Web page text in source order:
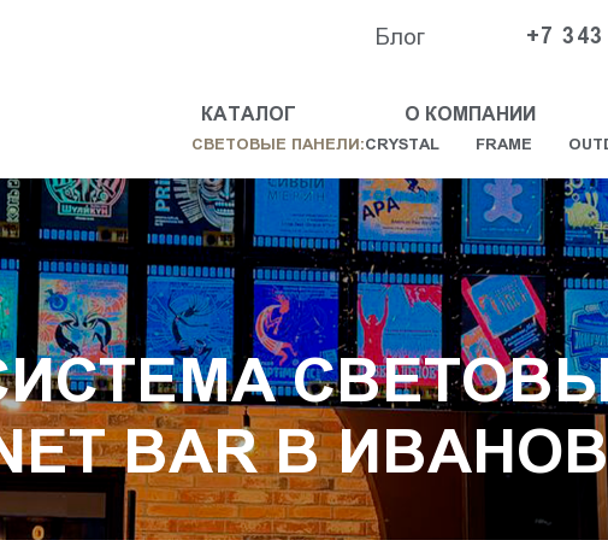
Блог +7
КАТАЛОГ О КОМПАНИИ
СВЕТОВЫЕ ПАНЕЛИ:CRYSTAL FRAME
BAR В